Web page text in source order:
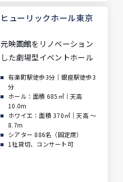
ヒューリックホール東京
元映画館をリノベーション
した劇場型イベントホール
有楽町駅徒歩3分｜銀座駅徒歩3
分
ホール：面積 685㎡｜天高
10.0m
ホワイエ：面積 370㎡｜天高 ～
8.7m
シアター 886名（固定席）
1社貸切、コンサート可